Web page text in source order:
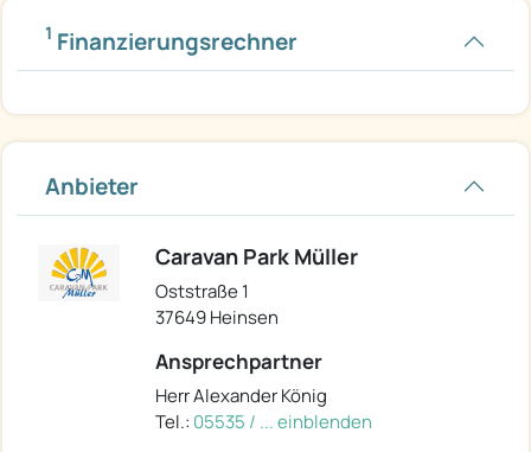
1 Finanzierungsrechner
Anbieter
Caravan Park Müller
Oststraße 1
37649 Heinsen
Ansprechpartner
Herr Alexander König
Tel.: 05535 / ... einblenden